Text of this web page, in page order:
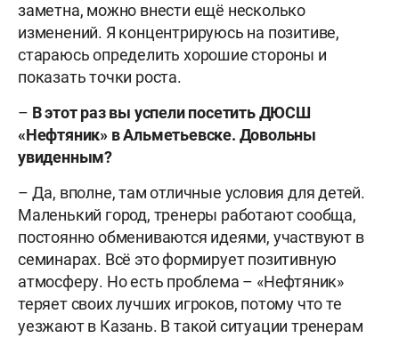
заметна, можно внести ещё несколько
изменений. Я концентрируюсь на позитиве,
стараюсь определить хорошие стороны и
показать точки роста.
– В этот раз вы успели посетить ДЮСШ
«Нефтяник» в Альметьевске. Довольны
увиденным?
– Да, вполне, там отличные условия для детей.
Маленький город, тренеры работают сообща,
постоянно обмениваются идеями, участвуют в
семинарах. Всё это формирует позитивную
атмосферу. Но есть проблема – «Нефтяник»
теряет своих лучших игроков, потому что те
уезжают в Казань. В такой ситуации тренерам